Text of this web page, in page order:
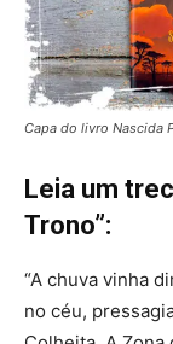
Capa do livro Nascida
Leia um
Trono”:
“A chuva vinha
no céu,